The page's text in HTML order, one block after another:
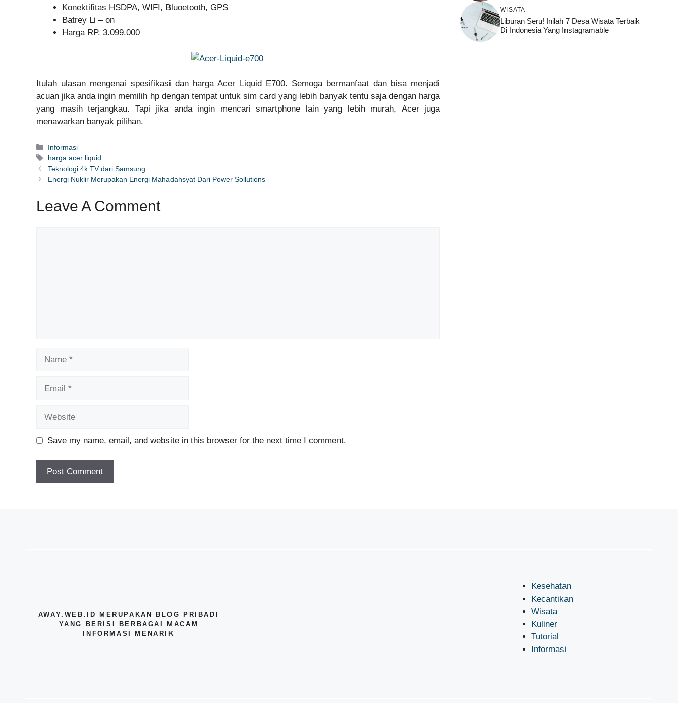
Konektifitas HSDPA, WIFI, Bluoetooth, GPS
Batrey Li – on
Harga RP. 3.099.000
Itulah ulasan mengenai spesifikasi dan harga Acer Liquid E700. Semoga bermanfaat dan bisa menjadi
acuan jika anda ingin memilih hp dengan tempat untuk sim card yang lebih banyak tentu saja dengan harga
yang masih terjangkau. Tapi jika anda ingin mencari smartphone lain yang lebih murah, Acer juga
menawarkan banyak pilihan.
Categories
Informasi
Tags
harga acer liquid
Teknologi 4k TV dari Samsung
Energi Nuklir Merupakan Energi Mahadahsyat Dari Power Sollutions
Leave A Comment
Save my name, email, and website in this browser for the next time I comment.
WISATA
Liburan Seru! Inilah 7 Desa Wisata Terbaik
Di Indonesia Yang Instagramable
AWAY.WEB.ID MERUPAKAN BLOG PRIBADI
YANG BERISI BERBAGAI MACAM
INFORMASI MENARIK
Kesehatan
Kecantikan
Wisata
Kuliner
Tutorial
Informasi